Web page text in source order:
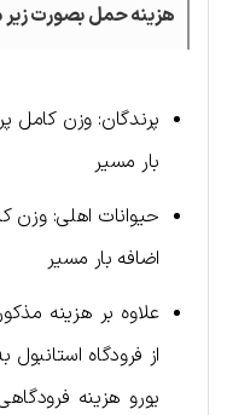
هزینه حمل بصورت
بار مسیر
اضافه بار مسیر
علاوه بر هزینه